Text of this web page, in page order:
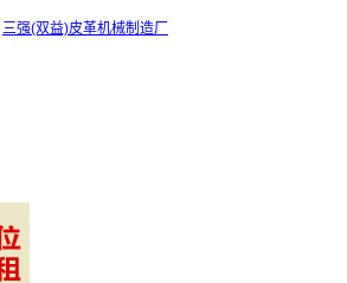
三强(双益)皮革机械制造厂